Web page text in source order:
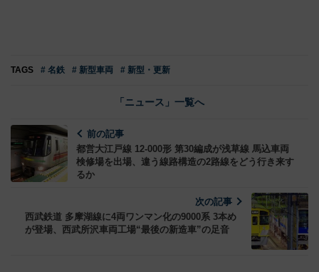
TAGS # 名鉄 # 新型車両 # 新型・更新
「ニュース」一覧へ
前の記事
都営大江戸線 12-000形 第30編成が浅草線 馬込車両
検修場を出場、違う線路構造の2路線をどう行き来す
るか
次の記事
西武鉄道 多摩湖線に4両ワンマン化の9000系 3本め
が登場、西武所沢車両工場“最後の新造車”の足音